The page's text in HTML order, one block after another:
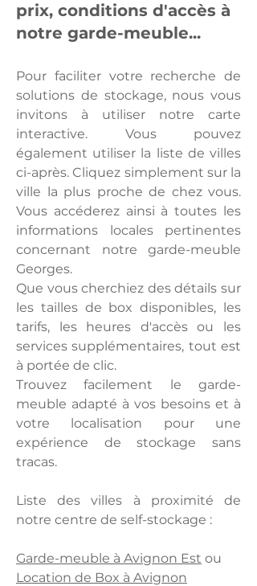
prix, conditions d'accès à
notre garde-meuble...
Pour faciliter votre recherche de
solutions de stockage, nous vous
invitons à utiliser notre carte
interactive. Vous pouvez
également utiliser la liste de villes
ci-après. Cliquez simplement sur la
ville la plus proche de chez vous.
Vous accéderez ainsi à toutes les
informations locales pertinentes
concernant notre garde-meuble
Georges.
Que vous cherchiez des détails sur
les tailles de box disponibles, les
tarifs, les heures d'accès ou les
services supplémentaires, tout est
à portée de clic.
Trouvez facilement le garde-
meuble adapté à vos besoins et à
votre localisation pour une
expérience de stockage sans
tracas.
Liste des villes à proximité de
notre centre de self-stockage :
Garde-meuble à Avignon Est ou
Location de Box à Avignon